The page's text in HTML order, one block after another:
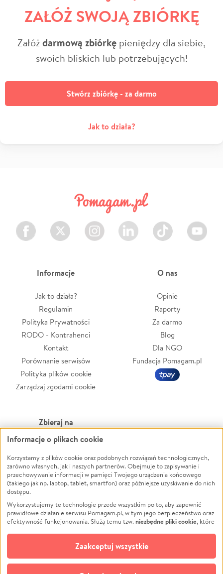
ZAŁÓŻ SWOJĄ ZBIÓRKĘ
Załóżdarmową zbiórkę pieniędzy dla siebie,
swoich bliskich lub potrzebujących!
Stwórz zbiórkę - za darmo
Jak to działa?
Facebook Twitter Instagram LinkedIn TikTok Youtube
Informacje
Jak to działa?
Regulamin
Polityka Prywatności
RODO - Kontrahenci
Kontakt
Porównanie serwisów
Polityka plików cookie
Zarządzaj zgodami cookie
O nas
Opinie
Raporty
Za darmo
Blog
Dla NGO
Fundacja Pomagam.pl
Zbieraj na
Leczenie
Zwierzęta
Pożar
Ukraina
Pomoc Finansowa
Projekty
Pogrzeb
Społeczność lokalna
Kultura
Powódź
Wichura
NGO
Edukacja
Podróż
Impreza
Ochrona środowiska
Biznes
Informacje o plikach cookie
Korzystamy z plików cookie oraz podobnych rozwiązań technologicznych,
zarówno własnych, jak i naszych partnerów. Obejmuje to zapisywanie i
przechowywanie informacji w pamięci Twojego urządzenia końcowego
(takiego jak np. laptop, tablet, smartfon) oraz późniejsze uzyskiwanie do nich
dostępu.
Wykorzystujemy te technologie przede wszystkim po to, aby zapewnić
prawidłowe działanie serwisu Pomagam.pl, w tym jego bezpieczeństwo oraz
efektywność funkcjonowania. Służą temu tzw.niezbędne pliki cookie, które
opcjonalnych plików cookie
technologii do celów analitycznych i retargetingowych. Możesz wyrazić
zgodę na ich stosowanie lub jej odmówić. W dowolnym momencie masz
możliwość zmiany swoich preferencji na stronie „Zarządzaj zgodami cookie”,
Zaakceptuj wszystkie